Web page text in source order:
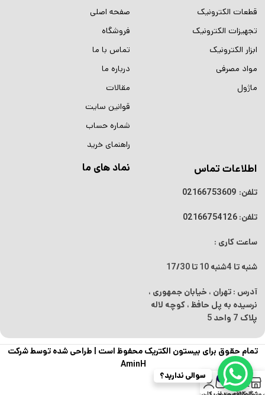
قطعات الکترونیک
تجهیزات الکترونیک
ابزار الکترونیک
مواد مصرفی
ماژول
صفحه اصلی
فروشگاه
تماس با ما
درباره ما
مقالات
قوانین سایت
شماره حساب
راهنمای خرید
اطلاعات تماس
تلفن: 02166753609
تلفن: 02166754126
ساعت کاری :
شنبه تا 4شنبه 10 تا 17/30
آدرس : تهران ، خیابان جمهوری ،
نرسیده به پل حافظ ، کوچه لاله
پلاک 7 واحد 5
نماد های ما
تمام حقوق برای بیستون الکتریک محفوظ است | طراحی شده توسط شرکت
AminH
سوالی ندارید؟